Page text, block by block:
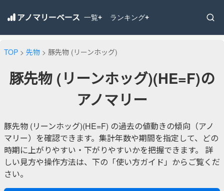
アノマリーベース 一覧+ ランキング+
TOP > 先物 > 豚先物 (リーンホッグ)
豚先物 (リーンホッグ)(HE=F)の
アノマリー
豚先物 (リーンホッグ)(HE=F) の過去の値動きの傾向（アノ
マリー）を確認できます。集計年数や期間を指定して、どの
時期に上がりやすい・下がりやすいかを把握できます。 詳
しい見方や操作方法は、下の「使い方ガイド」からご覧くだ
さい。